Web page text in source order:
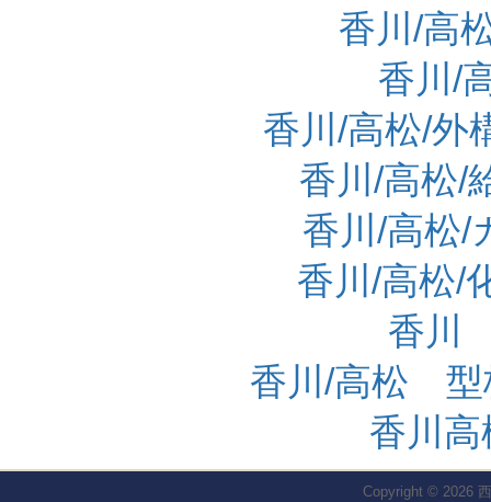
香川/高
香川/
香川/高松/外
香川/高松/
香川/高松/
香川/高松/
香川
香川/高松 型
香川
Copyright © 2026